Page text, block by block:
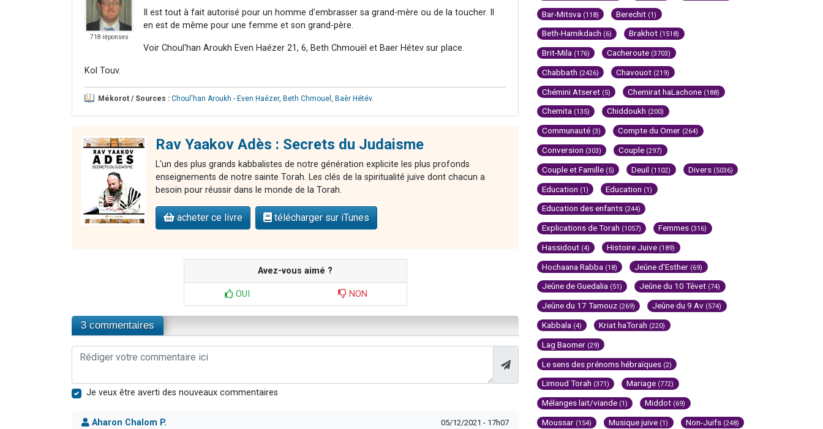
718 réponses
Il est tout à fait autorisé pour un homme d'embrasser sa grand-mère ou de la toucher. Il
en est de même pour une femme et son grand-père.
Voir Choul'han Aroukh Even Haézer 21, 6, Beth Chmouël et Baer Hétev sur place.
Kol Touv.
Mékorot / Sources : Choul'han Aroukh - Even Haézer, Beth Chmouel Baèr Hétév.
Rav Yaakov Adès : Secrets du Judaisme
L'un des plus grands kabbalistes de notre génération explicite les plus profonds
enseignements de notre sainte Torah. Les clés de la spiritualité juive dont chacun a
besoin pour réussir dans le monde de la Torah.
acheter ce livre télécharger sur iTunes
Avez-vous aimé ?
OUI NON
3 commentaires
Je veux être averti des nouveaux commentaires
Aharon Chalom P. 05/12/2021 - 17h07
Bar-Mitsva (118) Berechit (1)
Beth-Hamikdach (6) Brakhot (1518)
Brit-Mila (176) Cacheroute (3703)
Chabbath (2426) Chavouot (219)
Chémini Atseret (5) Chemirat haLachone (188)
Chemita (135) Chiddoukh (200)
Communauté (3) Compte du Omer (264)
Conversion (303) Couple (297)
Couple et Famille (5) Deuil (1102) Divers (5036)
Education (1) Education (1)
Education des enfants (244)
Explications de Torah (1057) Femmes (316)
Hassidout (4) Histoire Juive (189)
Hochaana Rabba (18) Jeûne d'Esther (69)
Jeûne de Guedalia (51) Jeûne du 10 Tévet (74)
Jeûne du 17 Tamouz (269) Jeûne du 9 Av (574)
Kabbala (4) Kriat haTorah (220)
Lag Baomer (29)
Le sens des prénoms hébraïques (2)
Limoud Torah (371) Mariage (772)
Mélanges lait/viande (1) Middot (69)
Moussar (154) Musique juive (1) Non-Juifs (248)